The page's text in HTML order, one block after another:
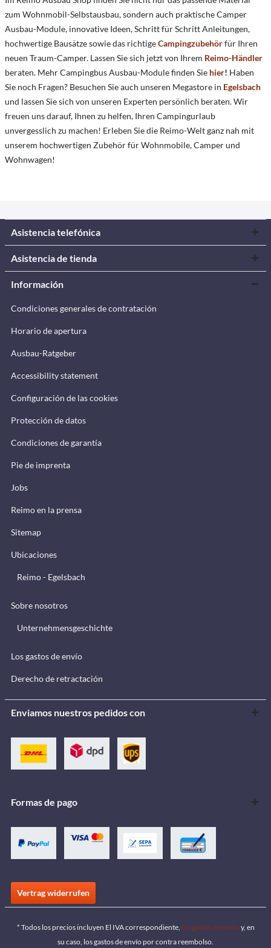
zum Wohnmobil-Selbstausbau, sondern auch praktische Camper
Ausbau-Module, innovative Ideen, Schritt für Schritt Anleitungen,
hochwertige Bausätze sowie das richtigeCampingzubehörfür Ihren
neuen Traum-Camper. Lassen Sie sich jetzt von Ihrem Reimo-Händler
beraten. Mehr Campingbus Ausbau-Module finden Sie hier! Haben
Sie noch Fragen? Besuchen Sie auch unseren Megastore in Egelsbach
und lassen Sie sich von unseren Experten persönlich beraten. Wir
freuen uns darauf, Ihnen zu helfen, Ihren Campingurlaub
unvergesslich zu machen! Erleben Sie die Reimo-Welt ganz nah mit
unserem hochwertigen Zubehör für Wohnmobile, Camper und
Wohnwagen!
Asistencia telefónica
Asistencia de tienda
Información
Condiciones generales de contratación
Horario de apertura
Ausbau-Ratgeber
Accessibility statement
Configuración de las cookies
Protección de datos
Condiciones de garantía
Pie de imprenta
Jobs
Reimo en la prensa
Sitemap
Ubicaciones
Reimo - Egelsbach
Sobre nosotros
Unternehmensgeschichte
Los gastos de envío
Derecho de retractación
Enviamos nuestros pedidos con
Formas de pago
Vertrag widerrufen
* Todos los precios incluyen El IVA correspondiente, los gastos de envío y, en
su caso, los gastos de envío por contra reembolso.